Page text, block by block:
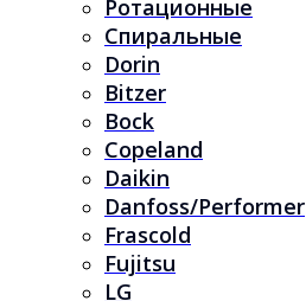
Ротационные
Спиральные
Dorin
Bitzer
Bock
Copeland
Daikin
Danfoss/Performer
Frascold
Fujitsu
LG